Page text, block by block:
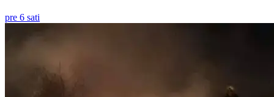
pre 6 sati